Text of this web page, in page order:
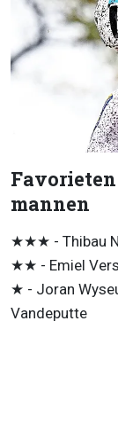
mannen
★★★ - Thibau
★★ - Emiel
★ - Joran
Vandeputte